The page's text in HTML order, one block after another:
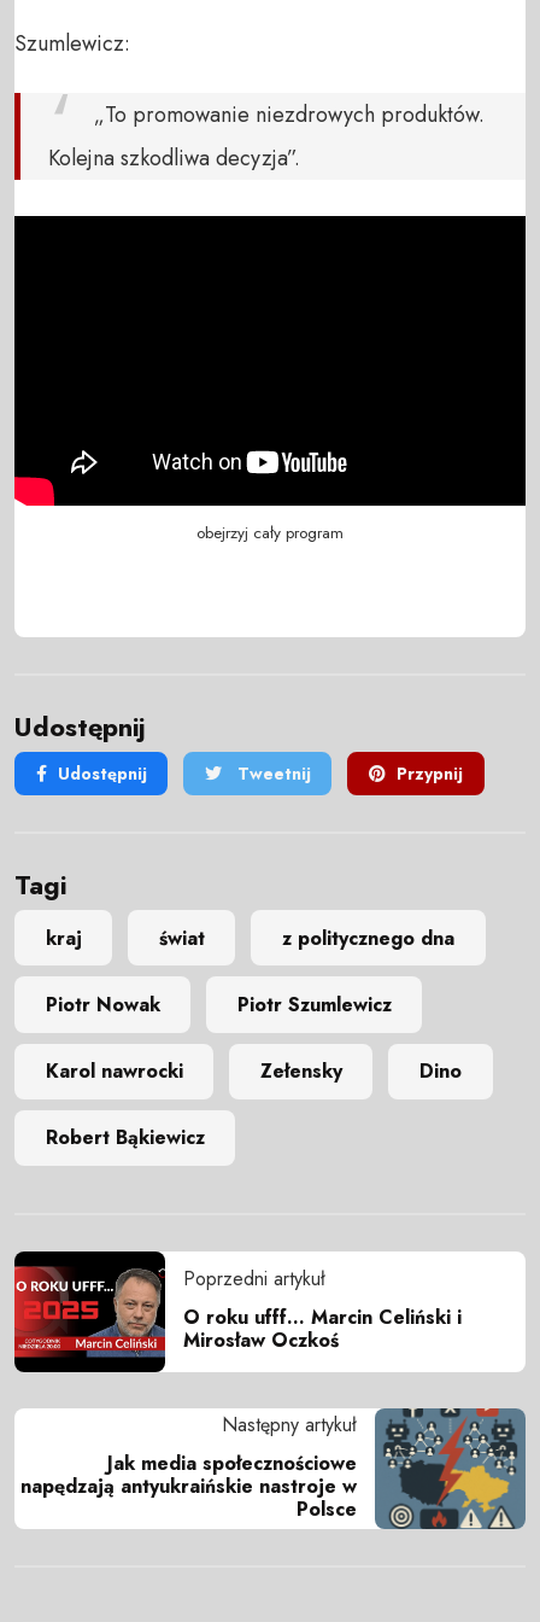
Szumlewicz:
„To promowanie niezdrowych produktów.
Kolejna szkodliwa decyzja”.
obejrzyj cały program
Udostępnij
Udostępnij Tweetnij Przypnij
Tagi
kraj świat z politycznego dna
Piotr Nowak Piotr Szumlewicz
Karol nawrocki Zełensky Dino
Robert Bąkiewicz
Poprzedni artykuł
O roku ufff... Marcin Celiński i
Mirosław Oczkoś
Następny artykuł
Jak media społecznościowe
napędzają antyukraińskie nastroje w
Polsce